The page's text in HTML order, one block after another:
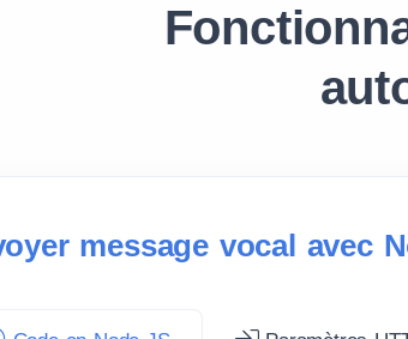
message vocal avec